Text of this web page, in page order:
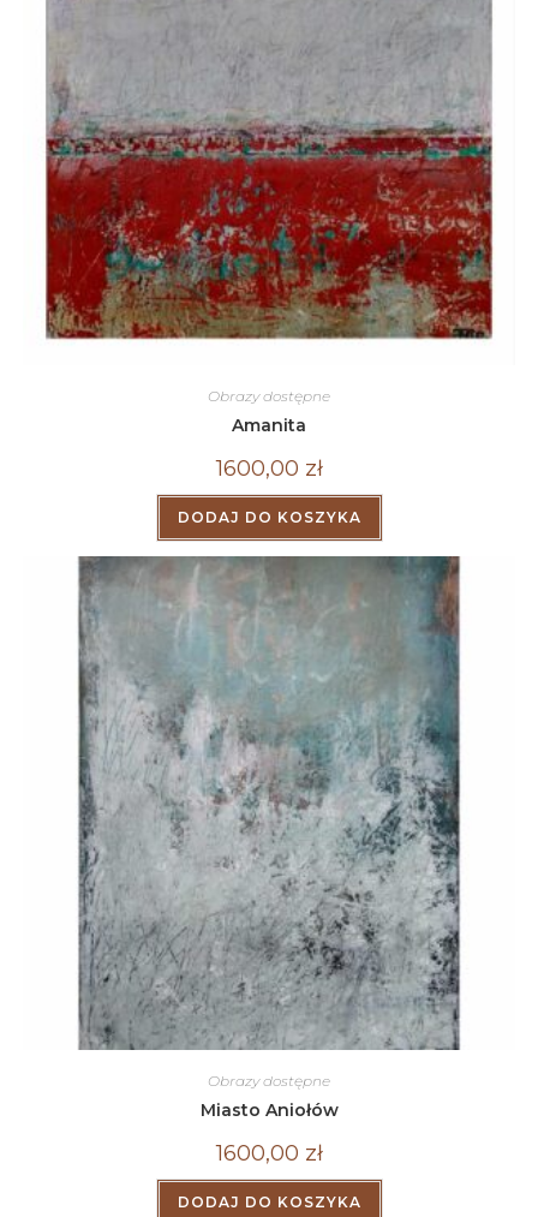
Obrazy dostępne
Amanita
1600,00 zł
DODAJ DO KOSZYKA
Obrazy dostępne
Miasto Aniołów
1600,00 zł
DODAJ DO KOSZYKA